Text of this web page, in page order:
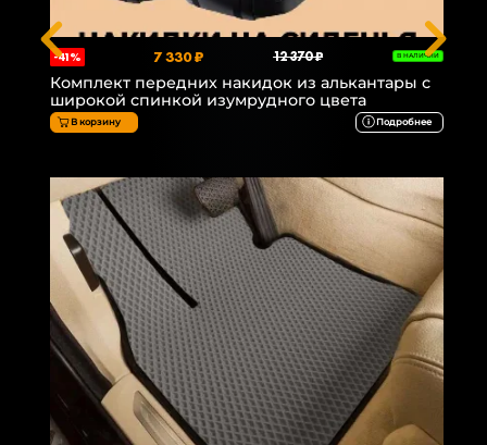
-41% 7 330 ₽ 12 370 ₽ В НАЛИЧИИ
Комплект передних накидок из алькантары с
широкой спинкой изумрудного цвета
В корзину Подробнее